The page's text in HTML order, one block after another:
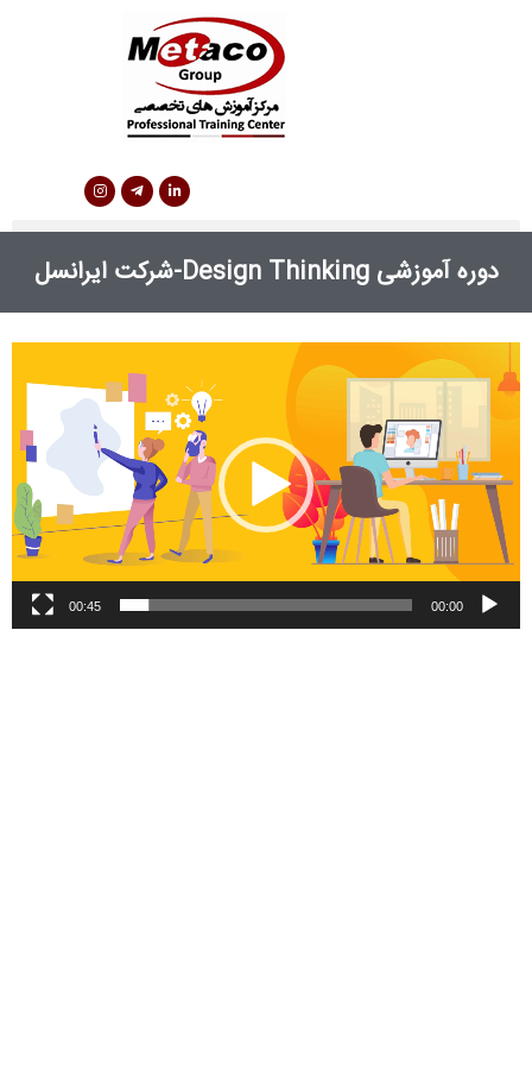
دوره آموزشی Design Thinking-شرکت ایرانسل
ویدیو
00:00
00:45